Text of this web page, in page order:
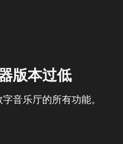
版本过低
音乐厅的所有功能。